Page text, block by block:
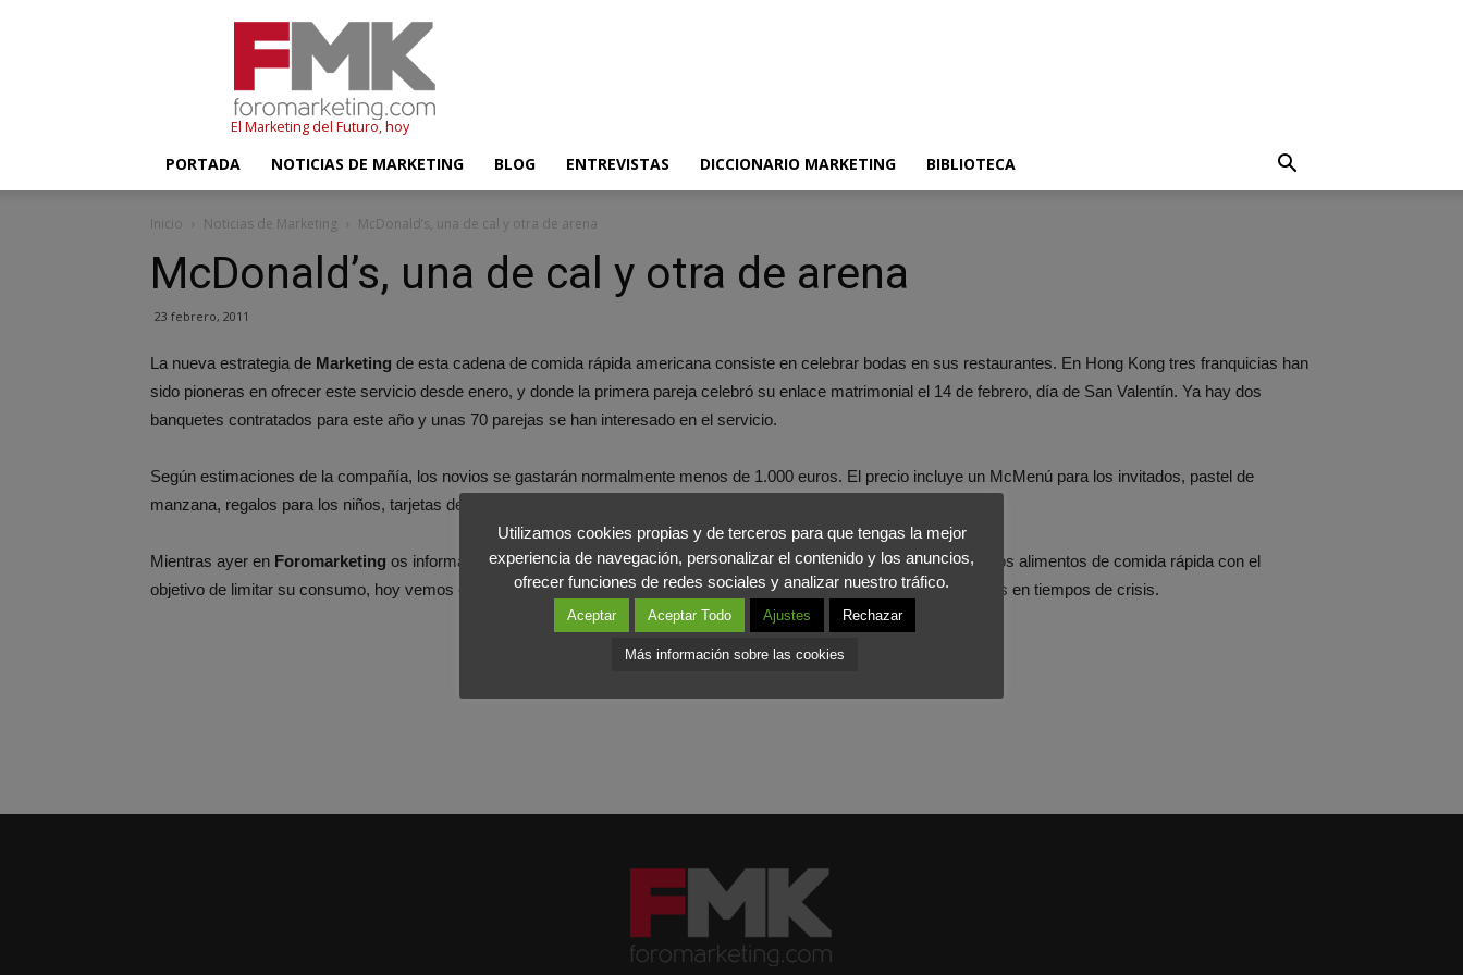
El Marketing del Futuro, hoy
PORTADA NOTICIAS DE MARKETING BLOG ENTREVISTAS DICCIONARIO MARKETING BIBLIOTECA
Inicio Noticias de Marketing McDonald’s, una de cal y otra de arena
McDonald’s, una de cal y otra de arena
23 febrero, 2011
La nueva estrategia de Marketing de esta cadena de comida rápida americana consiste en celebrar bodas en sus restaurantes. En Hong Kong tres franquicias han
sido pioneras en ofrecer este servicio desde enero, y donde la primera pareja celebró su enlace matrimonial el 14 de febrero, día de San Valentín. Ya hay dos
banquetes contratados para este año y unas 70 parejas se han interesado en el servicio.
Según estimaciones de la compañía, los novios se gastarán normalmente menos de 1.000 euros. El precio incluye un McMenú para los invitados, pastel de
manzana, regalos para los niños, tarjetas de invitación y otros complementos especiales para la ocasión.
Mientras ayer en Foromarketing os informábamos de que algunos Gobiernos se plantean incrementar la fiscalidad de los alimentos de comida rápida con el
objetivo de limitar su consumo, hoy vemos como una de las compañías de este sector se las ingenia para ganar adeptos en tiempos de crisis.
Utilizamos cookies propias y de terceros para que tengas la mejor
experiencia de navegación, personalizar el contenido y los anuncios,
ofrecer funciones de redes sociales y analizar nuestro tráfico.
Aceptar Aceptar Todo Ajustes Rechazar
Más información sobre las cookies